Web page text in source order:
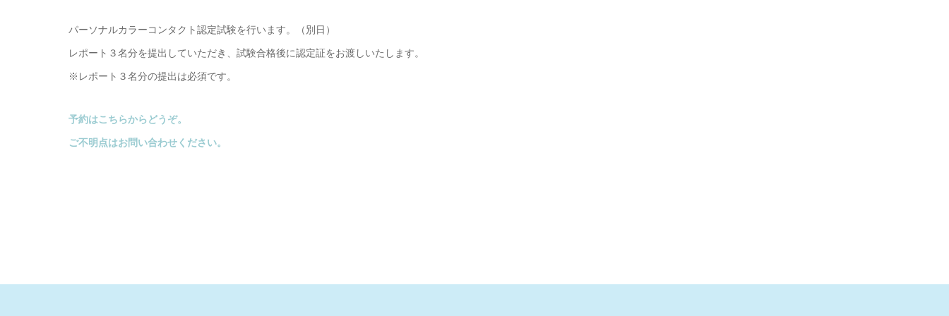
パーソナルカラーコンタクト認定試験を行います。（別日）
レポート３名分を提出していただき、試験合格後に認定証をお渡しいたします。
※レポート３名分の提出は必須です。
予約はこちらからどうぞ。
ご不明点はお問い合わせください。